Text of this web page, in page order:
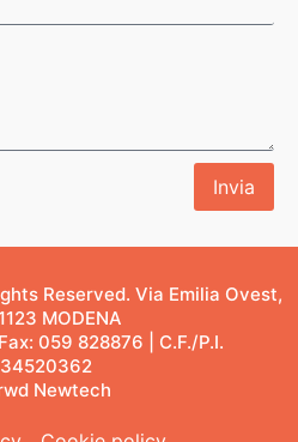
Invia
Reserved. Via Emilia Ovest,
MODENA
059 828876 | C.F./P.I.
Newtech